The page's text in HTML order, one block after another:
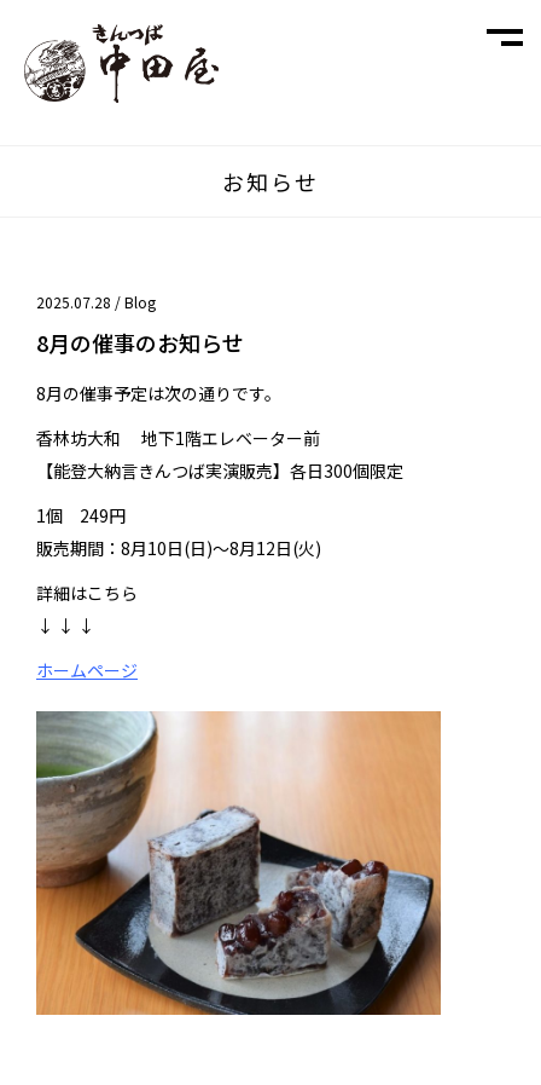
お知らせ
2025.07.28 /Blog
8月の催事のお知らせ
8月の催事予定は次の通りです。
香林坊大和 地下1階エレベーター前
【能登大納言きんつば実演販売】各日300個限定
1個 249円
販売期間：8月10日(日)～8月12日(火)
詳細はこちら
↓ ↓ ↓
ホームページ